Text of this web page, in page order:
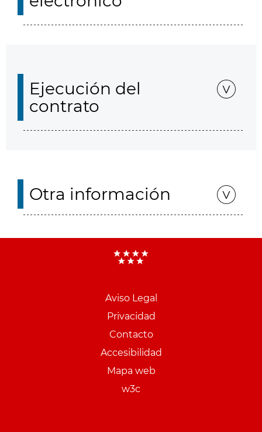
Ejecución del
contrato
Otra información
Aviso Legal
Privacidad
Contacto
Accesibilidad
Mapa web
w3c